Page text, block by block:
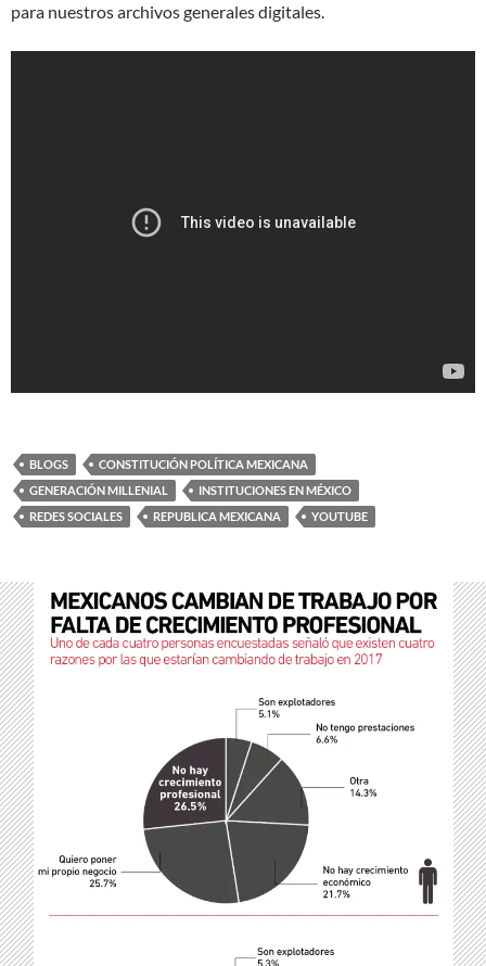
para nuestros archivos generales digitales.
BLOGS
CONSTITUCIÓN POLÍTICA MEXICANA
GENERACIÓN MILLENIAL
INSTITUCIONES EN MÉXICO
REDES SOCIALES
REPUBLICA MEXICANA YOUTUBE